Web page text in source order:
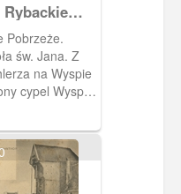
Jana
Pobrzeże.
św. Jana. Z
na Wyspie
cypel Wyspy
Ołowiankę.